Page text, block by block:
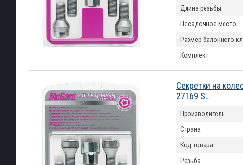
Длина резьбы
Посадочное место
Размер балонного
Комплект
Секретки на
27169 SL
Производитель
Страна
Код товара
Резьба